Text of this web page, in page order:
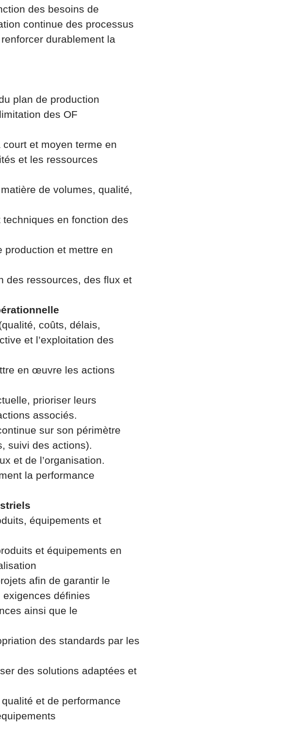
des besoins de
continue des processus
durablement la
plan de production
des OF
et moyen terme en
et les ressources
de volumes, qualité,
en fonction des
production et mettre en
des ressources, des flux et
coûts, délais,
et l’exploitation des
en œuvre les actions
prioriser leurs
associés.
sur son périmètre
suivi des actions).
et de l’organisation.
la performance
équipements et
et équipements en
afin de garantir le
définies
ainsi que le
des standards par les
des solutions adaptées et
et de performance